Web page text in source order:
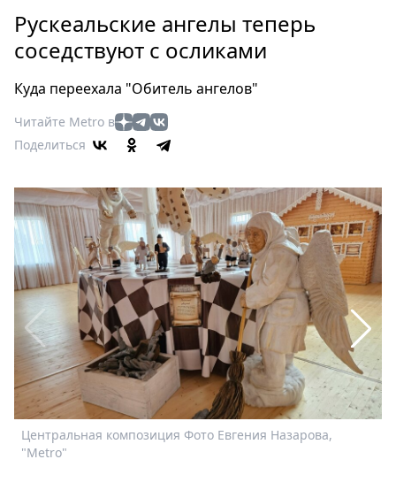
Россия
Мир
Еда
Туризм
Мода
Кино
Афиша
Книги
Выставки
Пресс-
релизы
О
Metro
Стримы
Спецпроекты
Звезды
Рускеальские ангелы теперь
соседствуют с осликами
Куда переехала "Обитель ангелов"
Читайте Metro в
Поделиться
Центральная композиция Фото Евгения Назарова,
"Metro"